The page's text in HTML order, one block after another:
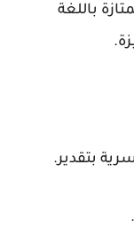
باللغة
بتقدير.